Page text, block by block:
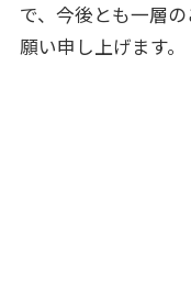
で、今後とも一層
願い申し上げます。